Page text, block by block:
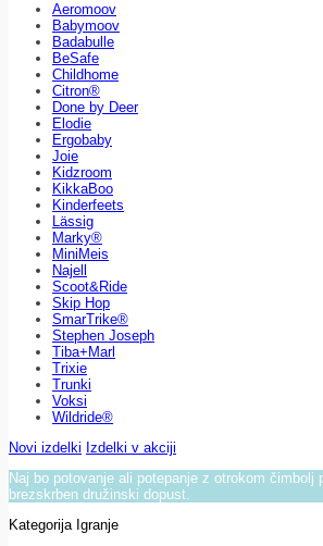
Aeromoov
Babymoov
Badabulle
BeSafe
Childhome
Citron®
Done by Deer
Elodie
Ergobaby
Joie
Kidzroom
KikkaBoo
Kinderfeets
Lässig
Marky®
MiniMeis
Najell
Scoot&Ride
Skip Hop
SmarTrike®
Stephen Joseph
Tiba+Marl
Trixie
Trunki
Voksi
Wildride®
Novi izdelki Izdelki v akciji
Naj bo potovanje ali potepanje z otrokom čimbolj
brezskrben družinski dopust.
Kategorija Igranje